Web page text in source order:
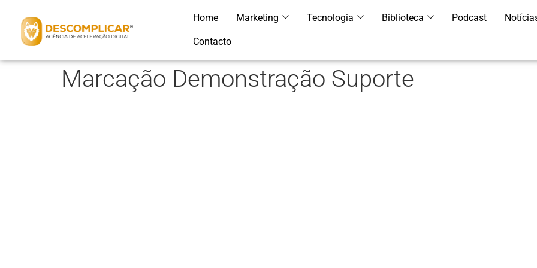
Home Marketing Tecnologia Biblioteca Podcast
Contacto
Marcação Demonstração Suporte